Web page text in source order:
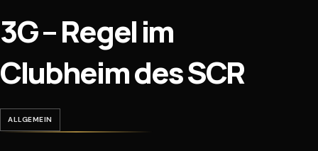
3G – Regel im
Clubheim des SCR
ALLGEMEIN